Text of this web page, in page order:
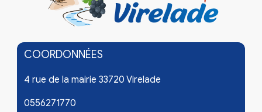
COORDONNÉES
4 rue de la mairie 33720 Virelade
0556271770